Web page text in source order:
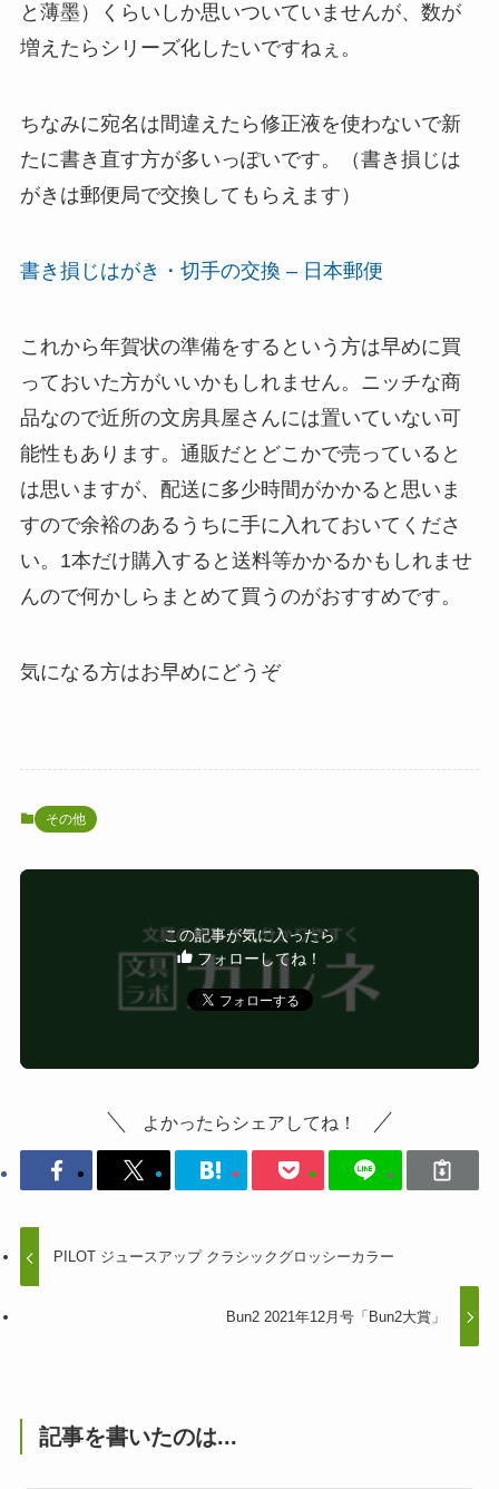
と薄墨）くらいしか思いついていませんが、数が
増えたらシリーズ化したいですねぇ。
ちなみに宛名は間違えたら修正液を使わないで新
たに書き直す方が多いっぽいです。（書き損じは
がきは郵便局で交換してもらえます）
書き損じはがき・切手の交換 – 日本郵便
これから年賀状の準備をするという方は早めに買
っておいた方がいいかもしれません。ニッチな商
品なので近所の文房具屋さんには置いていない可
能性もあります。通販だとどこかで売っていると
は思いますが、配送に多少時間がかかると思いま
すので余裕のあるうちに手に入れておいてくださ
い。1本だけ購入すると送料等かかるかもしれませ
んので何かしらまとめて買うのがおすすめです。
気になる方はお早めにどうぞ
その他
この記事が気に入ったら
フォローしてね！
よかったらシェアしてね！
PILOT ジュースアップ クラシックグロッシーカラー
Bun2 2021年12月号「Bun2大賞」
記事を書いたのは...